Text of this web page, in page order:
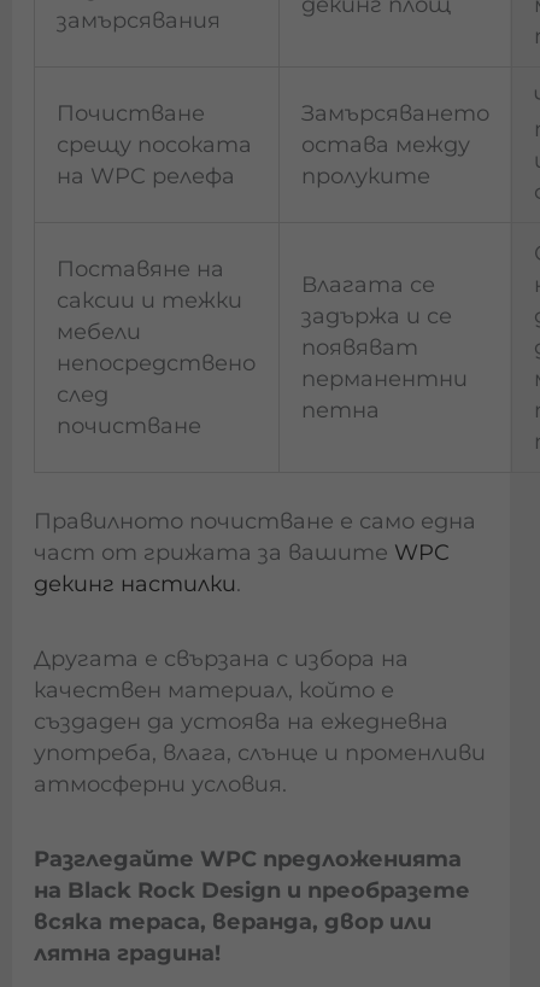
замърсявания
Почистване
срещу посоката
на WPC релефа
Замърсяването
остава между
пролуките
Поставяне на
саксии и тежки
мебели
непосредствено
след
почистване
Влагата се
задържа и се
появяват
перманентни
петна
Правилното почистване е само една
част от грижата за вашите WPC
декинг настилки.
Другата е свързана с избора на
качествен материал, който е
създаден да устоява на ежедневна
употреба, влага, слънце и променливи
атмосферни условия.
Разгледайте WPC предложенията
на Black Rock Design и преобразете
всяка тераса, веранда, двор или
лятна градина!